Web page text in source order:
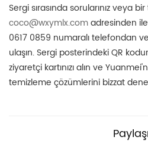
Sergi sırasında sorularınız veya
coco@wxymlx.comadresinden
0617 0859 numaralı telefondan
ulaşın. Sergi posterindeki QR
ziyaretçi kartınızı alın ve
temizleme çözümlerini bizzat